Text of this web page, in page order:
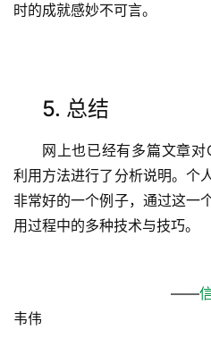
时的成就感妙不可言。
5. 总结
网上也已经有多篇文章
利用方法进行了分析说明。个
非常好的一个例子，通过这一
用过程中的多种技术与技巧。
——
韦伟